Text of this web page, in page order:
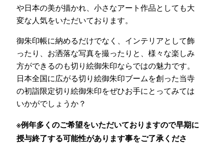
や日本の美が描かれ、小さなアート作品としても大
変な人気をいただいております。
御朱印帳に納めるだけでなく、インテリアとして飾
ったり、お洒落な写真を撮ったりと、様々な楽しみ
方ができるのも切り絵御朱印ならではの魅力です。
日本全国に広がる切り絵御朱印ブームを創った当寺
の初詣限定切り絵御朱印をぜひお手にとってみては
いかがでしょうか？
※例年多くのご希望をいただいておりますので早期に
授与終了する可能性があります事をご了承くださ